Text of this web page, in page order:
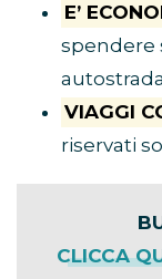
E’
spendere
VIAGGI
riservati
CLICCA